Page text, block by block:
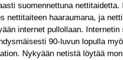
suomennettuna
nettitaiteen haaraumana, ja
internet pullollaan.
90-luvun lopulla
Nykyään netistä löytää